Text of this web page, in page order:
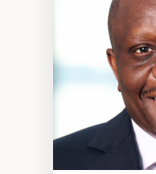
Minorités
francophonie
linguistique
Études
neurodiversité,
épistémiques
Méthodes
antiraciste,
Approche
Pair-aidance,
choisie et
Intervention